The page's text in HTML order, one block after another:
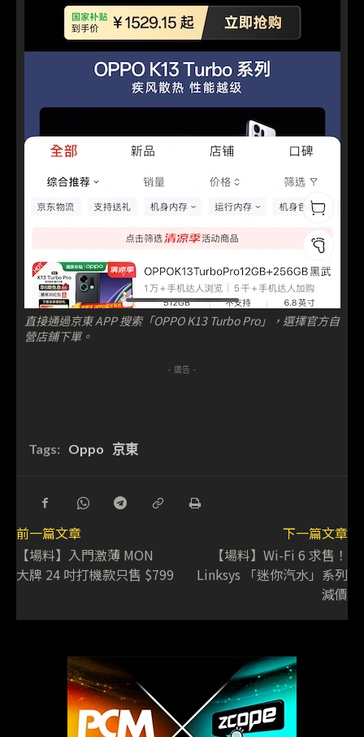
直接通過京東 APP 搜索「OPPO K13 Turbo Pro」，選擇官方自
營店鋪下單。
- 廣告 -
Tags: Oppo 京東
前一篇文章
【場料】入門激薄 MON
大牌 24 吋打機款只售 $799
下一篇文章
【場料】Wi-Fi 6 求售！
Linksys 「迷你汽水」系列
減價